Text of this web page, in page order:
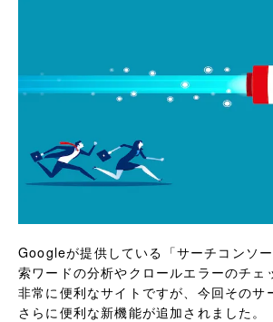
Googleが提供している「サーチコンソ
索ワードの分析やクロールエラーのチェ
非常に便利なサイトですが、今回そのサ
さらに便利な新機能が追加されました。